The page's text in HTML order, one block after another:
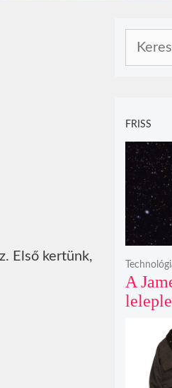
Első kertünk,
FRISS
A